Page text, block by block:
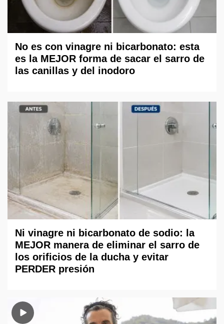
No es con vinagre ni bicarbonato: esta
es la MEJOR forma de sacar el sarro de
las canillas y del inodoro
Ni vinagre ni bicarbonato de sodio: la
MEJOR manera de eliminar el sarro de
los orificios de la ducha y evitar
PERDER presión